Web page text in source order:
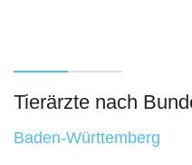
Tierärzte nach
Baden-Württemberg